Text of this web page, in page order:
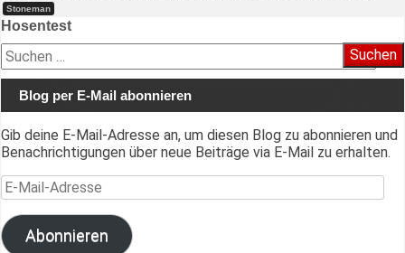
Stoneman
Beitragsnavigation
Hosentest
Suchen
nach:
Blog per E-Mail abonnieren
Gib deine E-Mail-Adresse an, um diesen Blog zu abonnieren und
Benachrichtigungen über neue Beiträge via E-Mail zu erhalten.
E-Mail-Adresse
Abonnieren